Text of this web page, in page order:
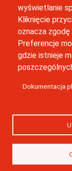
wyświetlanie
Kliknięcie
oznacza
Preferencje
gdzie istnieje
Dokumentacja
Strategicznego
Uniwersytetu